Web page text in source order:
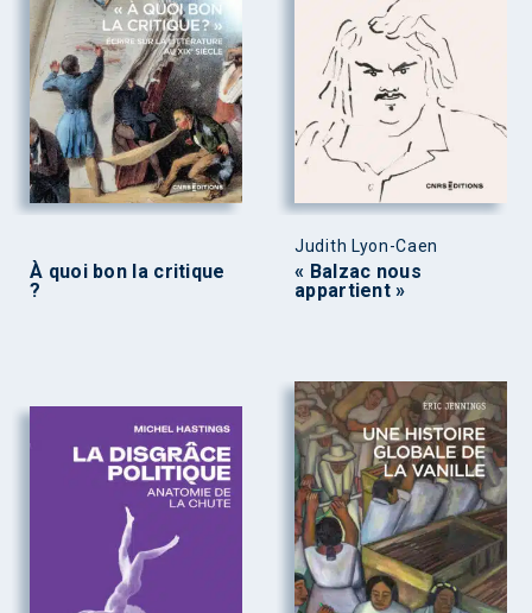
À quoi bon la critique
?
Judith Lyon-Caen
« Balzac nous
appartient »